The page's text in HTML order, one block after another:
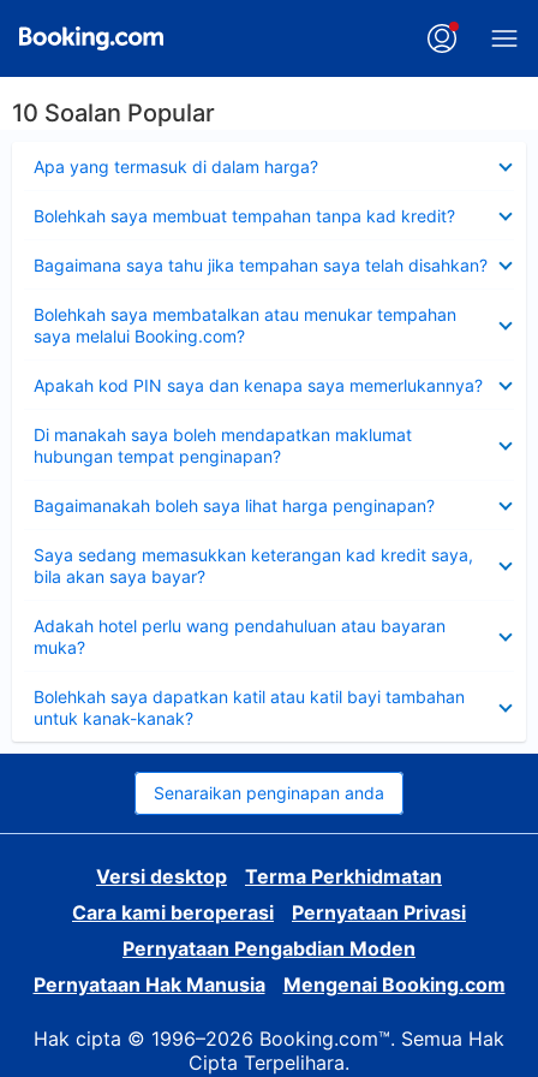
10 Soalan Popular
Apa yang termasuk di dalam harga?
Bolehkah saya membuat tempahan tanpa kad kredit?
Bagaimana saya tahu jika tempahan saya telah disahkan?
Bolehkah saya membatalkan atau menukar tempahan
saya melalui Booking.com?
Apakah kod PIN saya dan kenapa saya memerlukannya?
Di manakah saya boleh mendapatkan maklumat
hubungan tempat penginapan?
Bagaimanakah boleh saya lihat harga penginapan?
Saya sedang memasukkan keterangan kad kredit saya,
bila akan saya bayar?
Adakah hotel perlu wang pendahuluan atau bayaran
muka?
Bolehkah saya dapatkan katil atau katil bayi tambahan
untuk kanak-kanak?
Senaraikan penginapan anda
Versi desktop
Terma Perkhidmatan
Cara kami beroperasi
Pernyataan Privasi
Pernyataan Pengabdian Moden
Pernyataan Hak Manusia
Mengenai Booking.com
Hak cipta © 1996–2026 Booking.com™. Semua Hak
Cipta Terpelihara.